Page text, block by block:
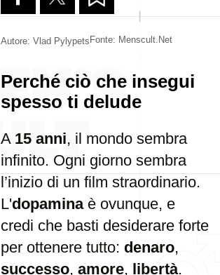
Autore: Vlad Pylypets Fonte: Menscult.net
Perché ciò che insegui
spesso ti delude
A 15 anni, il mondo sembra
infinito. Ogni giorno sembra
l’inizio di un film straordinario.
L'dopaminaè ovunque, e
credi che basti desiderare forte
per ottenere tutto: denaro,
successo, amore, libertà.